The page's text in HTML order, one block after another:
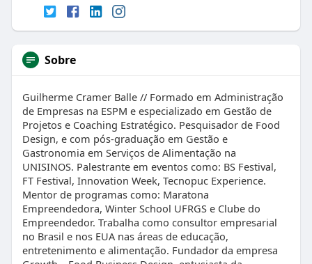
Sobre
Guilherme Cramer Balle // Formado em Administração
de Empresas na ESPM e especializado em Gestão de
Projetos e Coaching Estratégico. Pesquisador de Food
Design, e com pós-graduação em Gestão e
Gastronomia em Serviços de Alimentação na
UNISINOS. Palestrante em eventos como: BS Festival,
FT Festival, Innovation Week, Tecnopuc Experience.
Mentor de programas como: Maratona
Empreendedora, Winter School UFRGS e Clube do
Empreendedor. Trabalha como consultor empresarial
no Brasil e nos EUA nas áreas de educação,
entretenimento e alimentação. Fundador da empresa